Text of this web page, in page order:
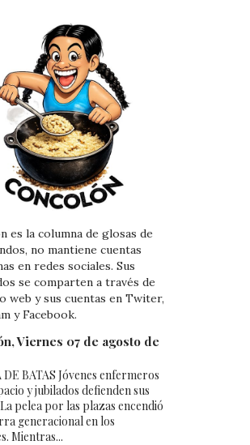
es la columna de glosas de
no mantiene cuentas
en redes sociales. Sus
se comparten a través de
web y sus cuentas en Twiter,
y Facebook.
Viernes 07 de agosto de
DE BATAS Jóvenes enfermeros
y jubilados defienden sus
pelea por las plazas encendió
generacional en los
Mientras...